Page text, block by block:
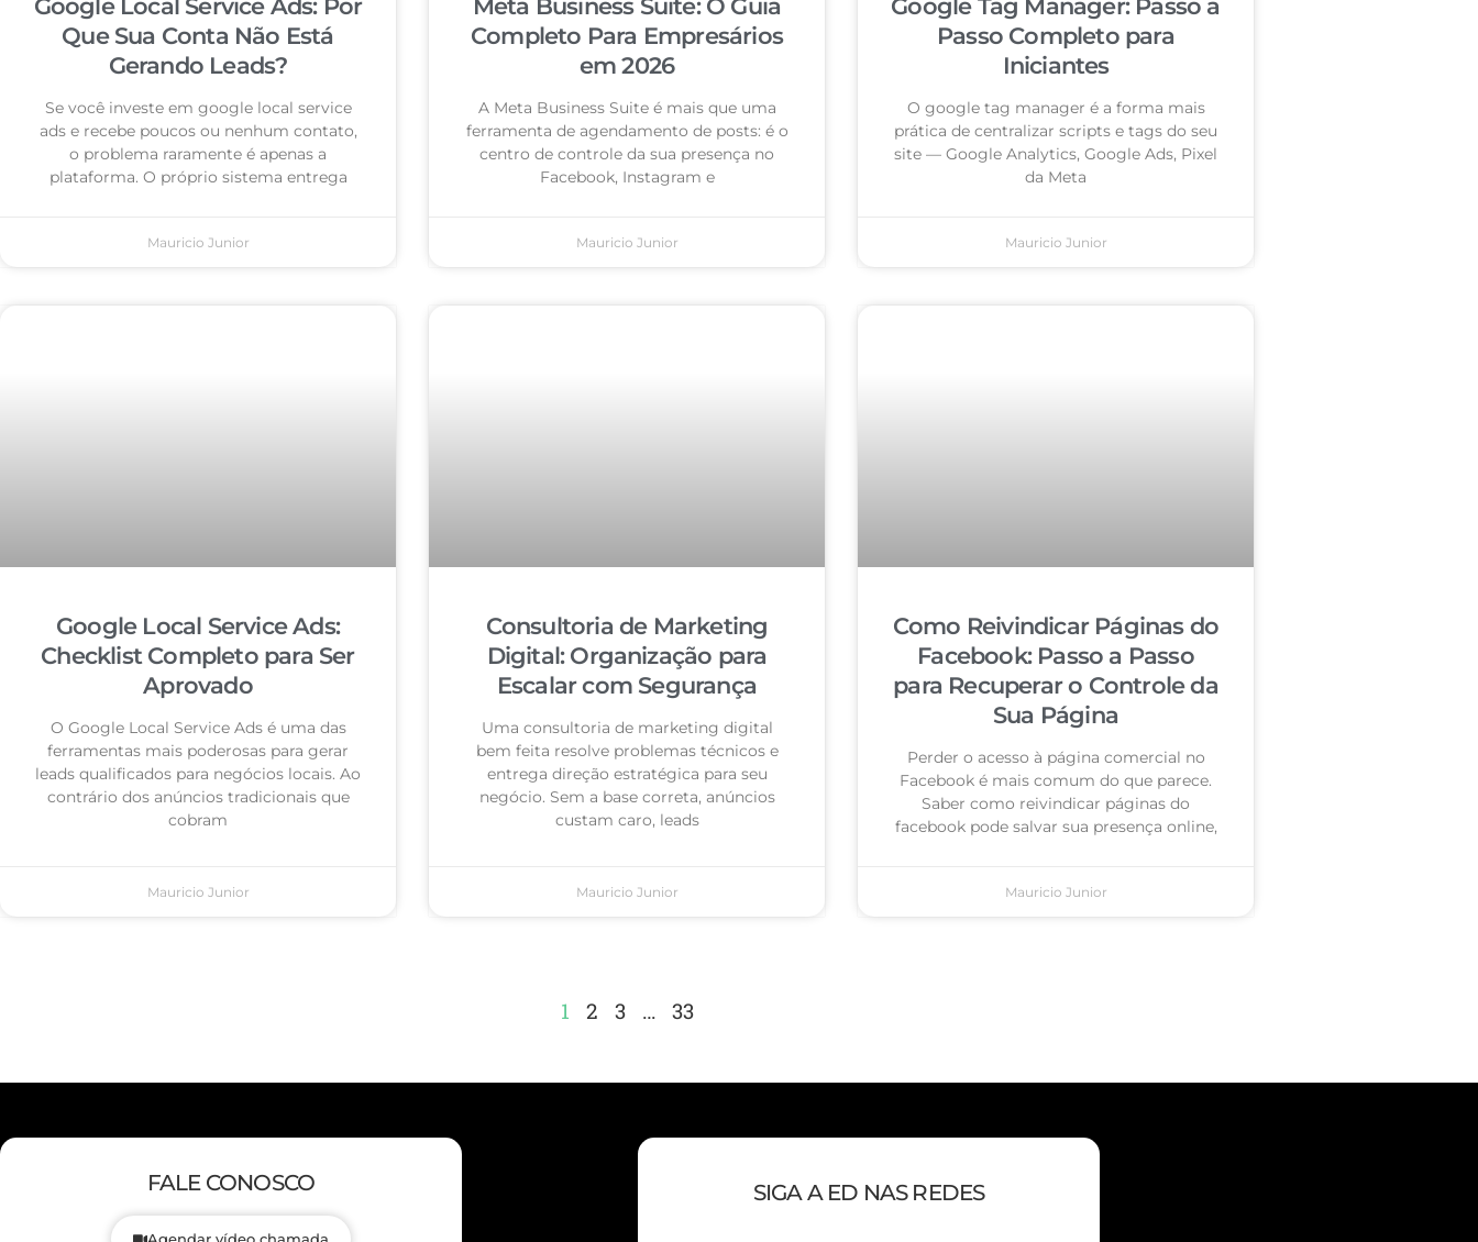
Google Local Service Ads: Por
Que Sua Conta Não Está
Gerando Leads?
Se você investe em google local service
ads e recebe poucos ou nenhum contato,
o problema raramente é apenas a
plataforma. O próprio sistema entrega
Mauricio Junior
Meta Business Suite: O Guia
Completo Para Empresários
em 2026
A Meta Business Suite é mais que uma
ferramenta de agendamento de posts: é o
centro de controle da sua presença no
Facebook, Instagram e
Mauricio Junior
Google Tag Manager: Passo a
Passo Completo para
Iniciantes
O google tag manager é a forma mais
prática de centralizar scripts e tags do seu
site — Google Analytics, Google Ads, Pixel
da Meta
Mauricio Junior
Google Local Service Ads:
Checklist Completo para Ser
Aprovado
O Google Local Service Ads é uma das
ferramentas mais poderosas para gerar
leads qualificados para negócios locais. Ao
contrário dos anúncios tradicionais que
cobram
Mauricio Junior
Consultoria de Marketing
Digital: Organização para
Escalar com Segurança
Uma consultoria de marketing digital
bem feita resolve problemas técnicos e
entrega direção estratégica para seu
negócio. Sem a base correta, anúncios
custam caro, leads
Mauricio Junior
Como Reivindicar Páginas do
Facebook: Passo a Passo
para Recuperar o Controle da
Sua Página
Perder o acesso à página comercial no
Facebook é mais comum do que parece.
Saber como reivindicar páginas do
facebook pode salvar sua presença online,
Mauricio Junior
1 2 3 … 33
FALE CONOSCO SIGA A ED NAS REDES